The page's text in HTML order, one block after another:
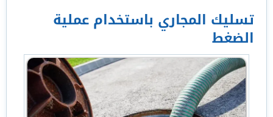
تسليك المجاري باستخدام عملية
الضغط